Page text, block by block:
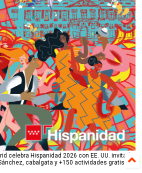
celebra Hispanidad 2026 con EE. UU. invitado:
cabalgata y +150 actividades gratis.